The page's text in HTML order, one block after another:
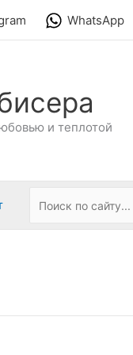
WhatsApp
и теплотой